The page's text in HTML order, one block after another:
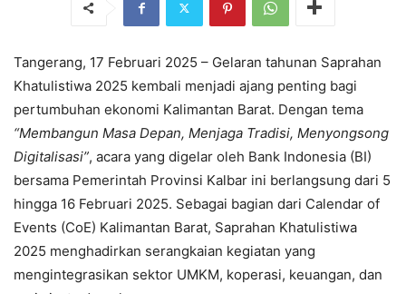
Tangerang, 17 Februari 2025 – Gelaran tahunan Saprahan
Khatulistiwa 2025 kembali menjadi ajang penting bagi
pertumbuhan ekonomi Kalimantan Barat. Dengan tema
“Membangun Masa Depan, Menjaga Tradisi, Menyongsong
Digitalisasi”, acara yang digelar oleh Bank Indonesia (BI)
bersama Pemerintah Provinsi Kalbar ini berlangsung dari 5
hingga 16 Februari 2025. Sebagai bagian dari Calendar of
Events (CoE) Kalimantan Barat, Saprahan Khatulistiwa
2025 menghadirkan serangkaian kegiatan yang
mengintegrasikan sektor UMKM, koperasi, keuangan, dan